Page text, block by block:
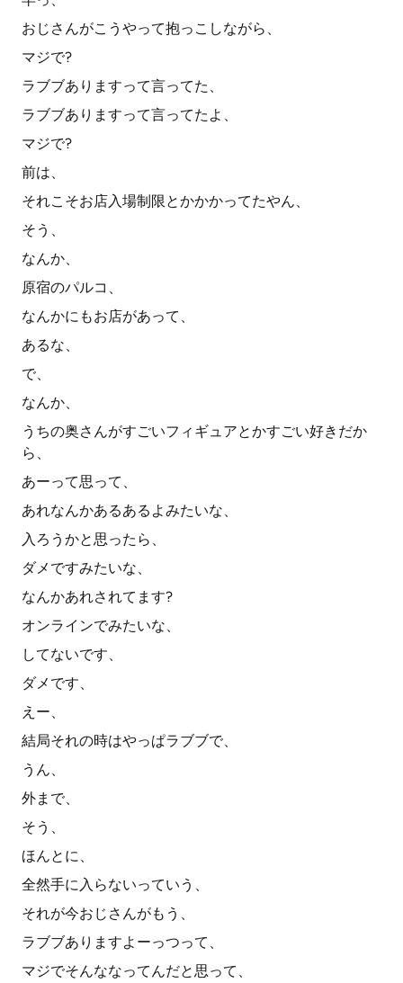
おじさんがこうやって抱っこしながら、
マジで?
ラブブありますって言ってた、
ラブブありますって言ってたよ、
マジで?
前は、
それこそお店入場制限とかかかってたやん、
そう、
なんか、
原宿のパルコ、
なんかにもお店があって、
あるな、
で、
なんか、
うちの奥さんがすごいフィギュアとかすごい好きだか
ら、
あーって思って、
あれなんかあるあるよみたいな、
入ろうかと思ったら、
ダメですみたいな、
なんかあれされてます?
オンラインでみたいな、
してないです、
ダメです、
えー、
結局それの時はやっぱラブブで、
うん、
外まで、
そう、
ほんとに、
全然手に入らないっていう、
それが今おじさんがもう、
ラブブありますよーっつって、
マジでそんななってんだと思って、